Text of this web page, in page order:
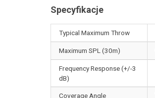
Specyfikacje
Typical Maximum Throw
Maximum SPL (30m)
Frequency Response (+/-3
dB)
Coverage Angle